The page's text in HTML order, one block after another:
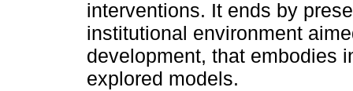
interventions. It ends by
institutional environment
development, that embodies
explored models.